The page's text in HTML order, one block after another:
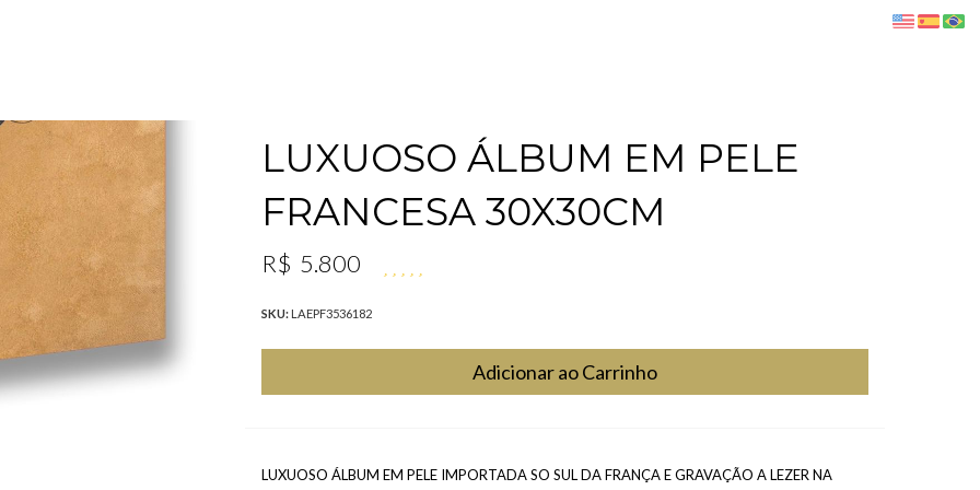
LUXUOSO ÁLBUM EM PELE
FRANCESA 30X30CM
R$ 5.800
SKU: LAEPF3536182
Adicionar ao Carrinho
LUXUOSO ÁLBUM EM PELE IMPORTADA SO SUL DA FRANÇA E GRAVAÇÃO A LEZER NA